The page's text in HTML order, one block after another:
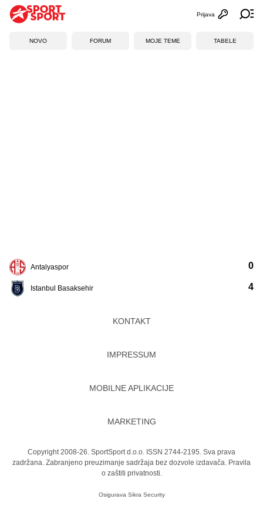
Otvori
Prijava
NOVO FORUM MOJE TEME TABELE
Antalyaspor
Istanbul Basaksehir
0
4
KONTAKT
IMPRESSUM
MOBILNE APLIKACIJE
MARKETING
Copyright 2008-26. SportSport d.o.o. ISSN 2744-2195. Sva prava
zadržana. Zabranjeno preuzimanje sadržaja bez dozvole izdavača. Pravila
o zaštiti privatnosti.
Osigurava Sikra Security